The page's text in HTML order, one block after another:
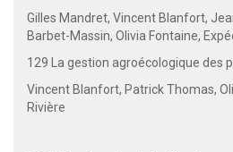
Gilles Mandret, Vincent Blanfort,
Barbet-Massin, Olivia Fontaine,
129 La gestion agroécologique des
Vincent Blanfort, Patrick Thomas,
Rivière